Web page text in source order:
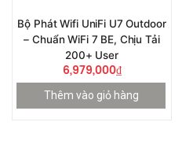
Bộ Phát Wifi UniFi U7 Outdoor
– Chuẩn WiFi 7 BE, Chịu Tải
200+ User
6,979,000₫
Thêm vào giỏ hàng